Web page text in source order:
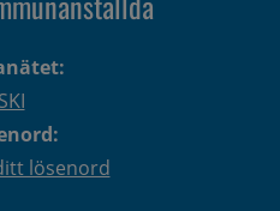
SKI
lösenord